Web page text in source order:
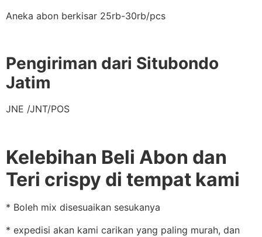
Aneka abon berkisar 25rb-30rb/pcs
Pengiriman dari Situbondo
Jatim
JNE /JNT/POS
Kelebihan Beli Abon dan
Teri crispy di tempat kami
* Boleh mix disesuaikan sesukanya
* expedisi akan kami carikan yang paling murah, dan